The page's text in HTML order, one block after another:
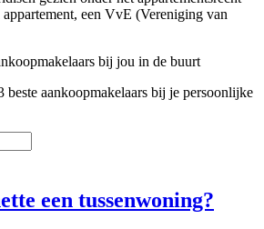
appartement, een VvE (Vereniging van
bij jou in de buurt
beste aankoopmakelaars bij je persoonlijke
een tussenwoning?